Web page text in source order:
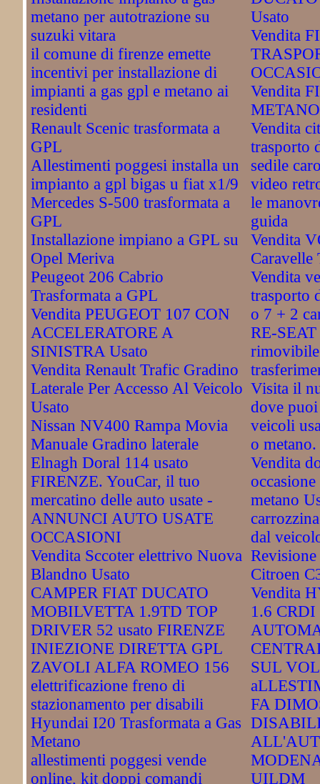
metano per autotrazione su
suzuki vitara
il comune di firenze emette
incentivi per installazione di
impianti a gas gpl e metano ai
residenti
Renault Scenic trasformata a
GPL
Allestimenti poggesi installa un
impianto a gpl bigas u fiat x1/9
Mercedes S-500 trasformata a
GPL
Installazione impiano a GPL su
Opel Meriva
Peugeot 206 Cabrio
Trasformata a GPL
Vendita PEUGEOT 107 CON
ACCELERATORE A
SINISTRA Usato
Vendita Renault Trafic Gradino
Laterale Per Accesso Al Veicolo
Usato
Nissan NV400 Rampa Movia
Manuale Gradino laterale
Elnagh Doral 114 usato
FIRENZE. YouCar, il tuo
mercatino delle auto usate -
ANNUNCI AUTO USATE
OCCASIONI
Vendita Sccoter elettrivo Nuova
Blandno Usato
CAMPER FIAT DUCATO
MOBILVETTA 1.9TD TOP
DRIVER 52 usato FIRENZE
INIEZIONE DIRETTA GPL
ZAVOLI ALFA ROMEO 156
elettrificazione freno di
stazionamento per disabili
Hyundai I20 Trasformata a Gas
Metano
allestimenti poggesi vende
online, kit doppi comandi
Usato
Vendita
Vendita
Vendita
trasporto
sedile
video
le
guida
Vendita
Caravelle
Vendita
trasporto
o 7 + 2
RE-SEAT
Visita il
dove
veicoli
o metano.
Vendita
metano
dal
Citroen
Vendita
1.6
SUL
FA
UILDM